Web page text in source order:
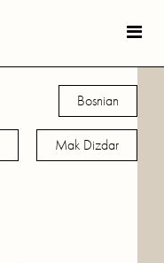
Bosnian
Mak Dizdar